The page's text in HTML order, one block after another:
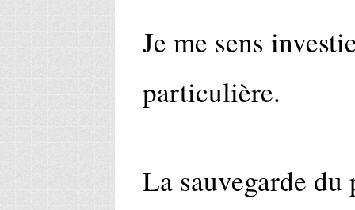
Je me sens
particulière.
La sauvegarde